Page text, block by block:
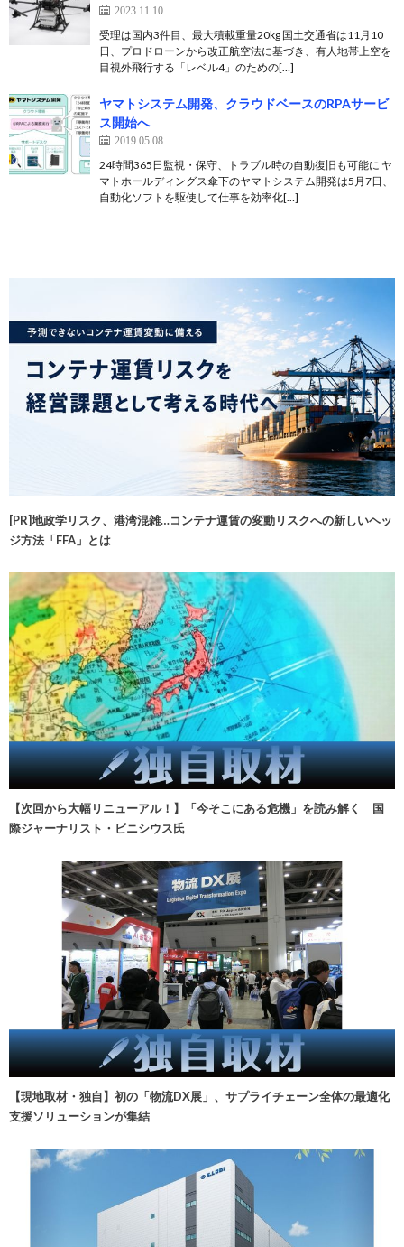
2023.11.10
受理は国内3件目、最大積載重量20kg 国土交通省は11月10
日、プロドローンから改正航空法に基づき、有人地帯上空を
目視外飛行する「レベル4」のための[…]
ヤマトシステム開発、クラウドベースのRPAサービ
ス開始へ
2019.05.08
24時間365日監視・保守、トラブル時の自動復旧も可能に ヤ
マトホールディングス傘下のヤマトシステム開発は5月7日、
自動化ソフトを駆使して仕事を効率化[…]
[PR]地政学リスク、港湾混雑…コンテナ運賃の変動リスクへの新しいヘッ
ジ方法「FFA」とは
【次回から大幅リニューアル！】「今そこにある危機」を読み解く 国
際ジャーナリスト・ビニシウス氏
【現地取材・独自】初の「物流DX展」、サプライチェーン全体の最適化
支援ソリューションが集結